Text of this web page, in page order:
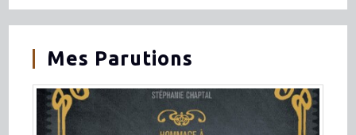
Mes Parutions